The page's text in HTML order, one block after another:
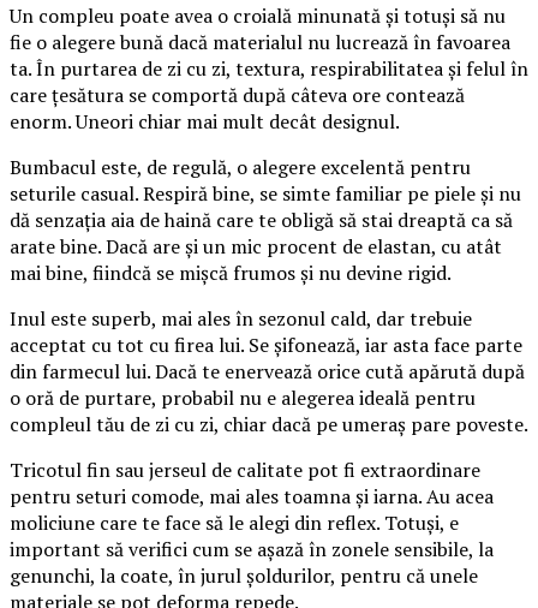
Un compleu poate avea o croială minunată și totuși să nu
fie o alegere bună dacă materialul nu lucrează în favoarea
ta. În purtarea de zi cu zi, textura, respirabilitatea și felul în
care țesătura se comportă după câteva ore contează
enorm. Uneori chiar mai mult decât designul.
Bumbacul este, de regulă, o alegere excelentă pentru
seturile casual. Respiră bine, se simte familiar pe piele și nu
dă senzația aia de haină care te obligă să stai dreaptă ca să
arate bine. Dacă are și un mic procent de elastan, cu atât
mai bine, fiindcă se mișcă frumos și nu devine rigid.
Inul este superb, mai ales în sezonul cald, dar trebuie
acceptat cu tot cu firea lui. Se șifonează, iar asta face parte
din farmecul lui. Dacă te enervează orice cută apărută după
o oră de purtare, probabil nu e alegerea ideală pentru
compleul tău de zi cu zi, chiar dacă pe umeraș pare poveste.
Tricotul fin sau jerseul de calitate pot fi extraordinare
pentru seturi comode, mai ales toamna și iarna. Au acea
moliciune care te face să le alegi din reflex. Totuși, e
important să verifici cum se așază în zonele sensibile, la
genunchi, la coate, în jurul șoldurilor, pentru că unele
materiale se pot deforma repede.